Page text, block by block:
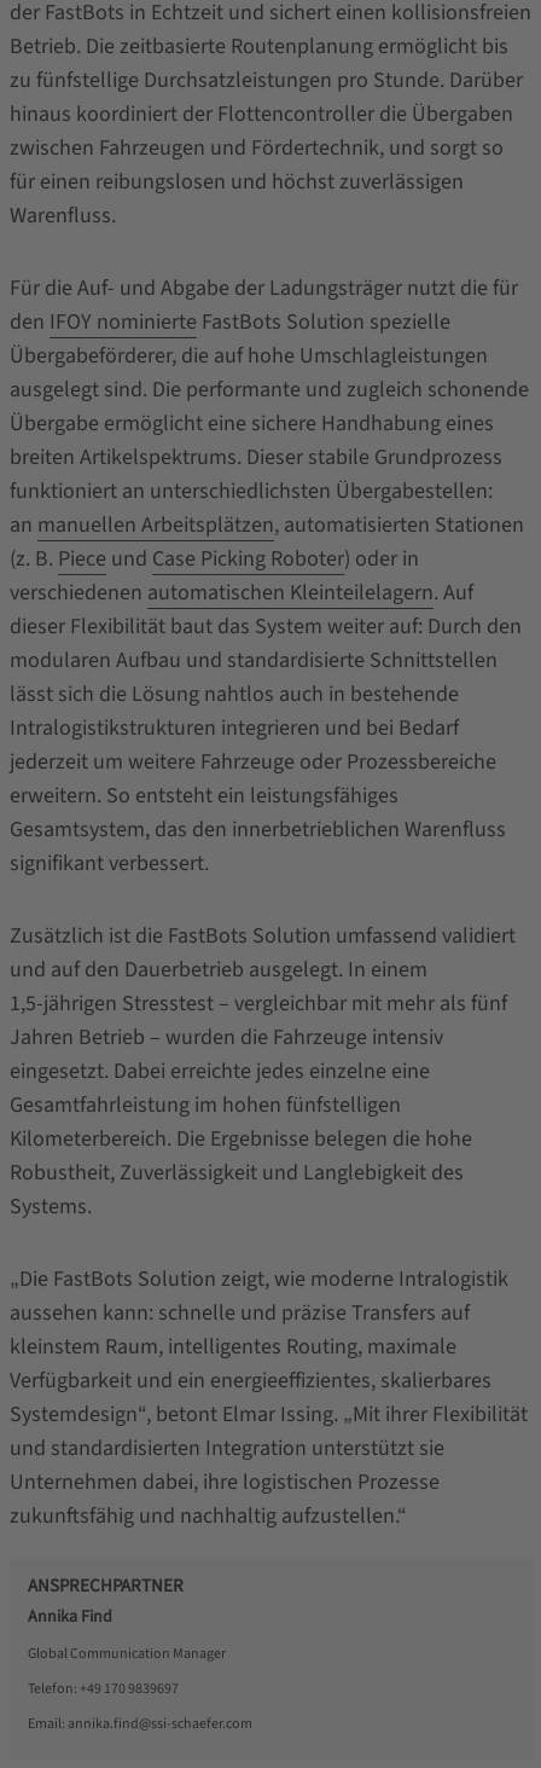
der FastBots in Echtzeit und sichert einen kollisionsfreien
Betrieb. Die zeitbasierte Routenplanung ermöglicht bis
zu fünfstellige Durchsatzleistungen pro Stunde. Darüber
hinaus koordiniert der Flottencontroller die Übergaben
zwischen Fahrzeugen und Fördertechnik, und sorgt so
für einen reibungslosen und höchst zuverlässigen
Warenfluss.
Für die Auf- und Abgabe der Ladungsträger nutzt die für
den IFOY nominierte FastBots Solution spezielle
Übergabeförderer, die auf hohe Umschlagleistungen
ausgelegt sind. Die performante und zugleich schonende
Übergabe ermöglicht eine sichere Handhabung eines
breiten Artikelspektrums. Dieser stabile Grundprozess
funktioniert an unterschiedlichsten Übergabestellen:
an manuellen Arbeitsplätzen, automatisierten Stationen
(z. B. Piece und Case Picking Roboter) oder in
verschiedenen automatischen Kleinteilelagern. Auf
dieser Flexibilität baut das System weiter auf: Durch den
modularen Aufbau und standardisierte Schnittstellen
lässt sich die Lösung nahtlos auch in bestehende
Intralogistikstrukturen integrieren und bei Bedarf
jederzeit um weitere Fahrzeuge oder Prozessbereiche
erweitern. So entsteht ein leistungsfähiges
Gesamtsystem, das den innerbetrieblichen Warenfluss
signifikant verbessert.
Zusätzlich ist die FastBots Solution umfassend validiert
und auf den Dauerbetrieb ausgelegt. In einem
1,5‑jährigen Stresstest – vergleichbar mit mehr als fünf
Jahren Betrieb – wurden die Fahrzeuge intensiv
eingesetzt. Dabei erreichte jedes einzelne eine
Gesamtfahrleistung im hohen fünfstelligen
Kilometerbereich. Die Ergebnisse belegen die hohe
Robustheit, Zuverlässigkeit und Langlebigkeit des
Systems.
„Die FastBots Solution zeigt, wie moderne Intralogistik
aussehen kann: schnelle und präzise Transfers auf
kleinstem Raum, intelligentes Routing, maximale
Verfügbarkeit und ein energieeffizientes, skalierbares
Systemdesign“, betont Elmar Issing. „Mit ihrer Flexibilität
und standardisierten Integration unterstützt sie
Unternehmen dabei, ihre logistischen Prozesse
zukunftsfähig und nachhaltig aufzustellen.“
ANSPRECHPARTNER
Annika Find
Global Communication Manager
Telefon: +49 170 9839697
Email: annika.find@ssi-schaefer.com